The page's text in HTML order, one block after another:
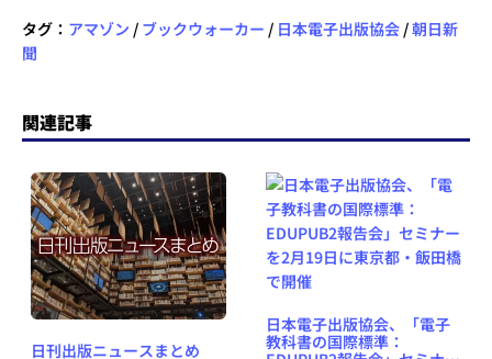
タグ： アマゾン / ブックウォーカー / 日本電子出版協会 /朝日新
聞
関連記事
日刊出版ニュースまとめ
日本電子出版協会、「電子
教科書の国際標準：